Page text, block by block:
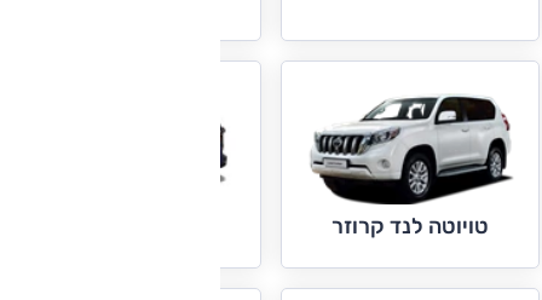
טויוטה לנד קרוזר